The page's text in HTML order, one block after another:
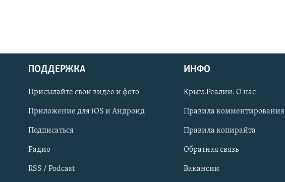
Українською
Qırımtatar
ПРИСОЕДИНЯЙТЕСЬ!
ПОДДЕРЖКА
Присылайте свои видео и фото
Приложение для iOS и Андроид
Подписаться
Радио
RSS / Podcast
ИНФО
Крым.Реалии. О нас
Правила комментирования
Правила копирайта
Обратная связь
Вакансии